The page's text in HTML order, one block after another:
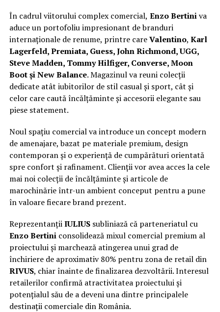
În cadrul viitorului complex comercial, Enzo Bertiniva
aduce un portofoliu impresionant de branduri
internaționale de renume, printre careValentino, Karl
Lagerfeld, Premiata, Guess, John Richmond, UGG,
Steve Madden, Tommy Hilfiger, Converse, Moon
Boot și New Balance. Magazinul va reuni colecții
dedicate atât iubitorilor de stil casual și sport, cât și
celor care caută încălțăminte și accesorii elegante sau
piese statement.
Noul spațiu comercial va introduce un concept modern
de amenajare, bazat pe materiale premium, design
contemporan și o experiență de cumpărături orientată
spre confort și rafinament. Clienții vor avea acces la cele
mai noi colecții de încălțăminte și articole de
marochinărie într-un ambient conceput pentru a pune
în valoare fiecare brand prezent.
ReprezentanțiiIULIUSsubliniază că parteneriatul cu
Enzo Bertiniconsolidează mixul comercial premium al
proiectului și marchează atingerea unui grad de
închiriere de aproximativ 80% pentru zona de retail din
RIVUS, chiar înainte de finalizarea dezvoltării. Interesul
retailerilor confirmă atractivitatea proiectului și
potențialul său de a deveni una dintre principalele
destinații comerciale din România.